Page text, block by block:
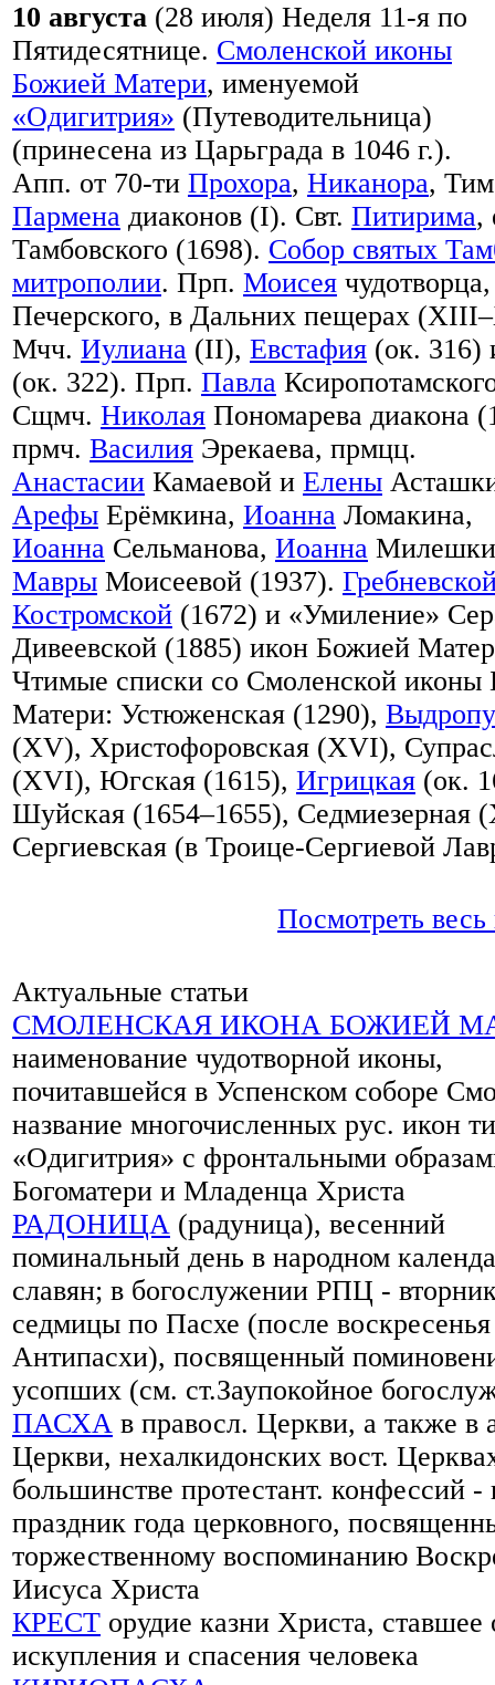
10 августа (28 июля) Неделя 11-я по
Пятидесятнице. Смоленской иконы
Божией Матери, именуемой
«Одигитрия» (Путеводительница)
(принесена из Царьграда в 1046 г.).
Апп. от 70-ти Прохора, Никанора,
Пармена диаконов (I). Свт. Питирима,
Тамбовского (1698). Собор святых
митрополии. Прп. Моисея чудотворца,
Печерского, в Дальних пещерах
Мчч. Иулиана (II), Евстафия (ок. 316)
(ок. 322). Прп. Павла
Сщмч. Николая Пономарева диакона
прмч. Василия Эрекаева, прмцц.
Анастасии Камаевой и Елены
Арефы Ерёмкина, Иоанна Ломакина,
Иоанна Сельманова, Иоанна
Мавры Моисеевой (1937).
Костромской (1672) и «Умиление»
Дивеевской (1885) икон Божией
Чтимые списки со Смоленской иконы
Матери: Устюженская (1290),
(XV), Христофоровская (XVI),
(XVI), Югская (1615), Игрицкая (ок.
Шуйская (1654–1655), Седмиезерная
Сергиевская (в Троице-Сергиевой
Посмотреть весь
Актуальные статьи
СМОЛЕНСКАЯ ИКОНА БОЖИЕЙ
наименование чудотворной иконы,
почитавшейся в Успенском соборе
название многочисленных рус. икон
«Одигитрия» с фронтальными
Богоматери и Младенца Христа
РАДОНИЦА (радуница), весенний
поминальный день в народном
славян; в богослужении РПЦ -
седмицы по Пасхе (после воскресенья
Антипасхи), посвященный
усопших (см. ст.Заупокойное
ПАСХА в правосл. Церкви, а также в
Церкви, нехалкидонских вост.
большинстве протестант. конфессий -
праздник года церковного,
торжественному воспоминанию
Иисуса Христа
КРЕСТ орудие казни Христа, ставшее
искупления и спасения человека